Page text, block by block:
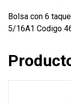
Bolsa con 6
5/16A1 Codigo